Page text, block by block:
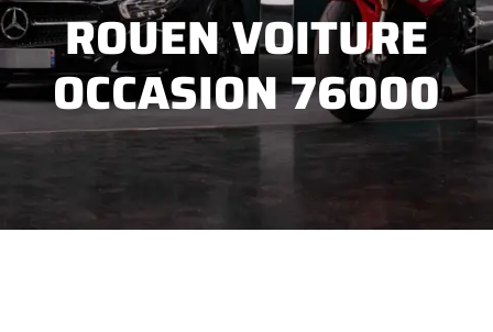
ROUEN VOITURE
OCCASION 76000